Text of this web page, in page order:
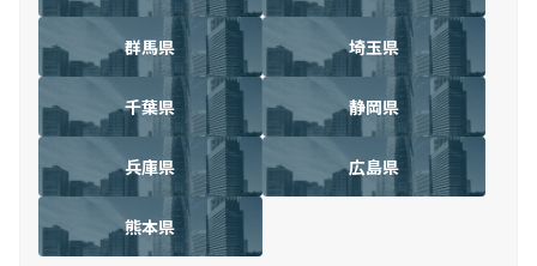
群馬県 埼玉県
千葉県 静岡県
兵庫県 広島県
熊本県